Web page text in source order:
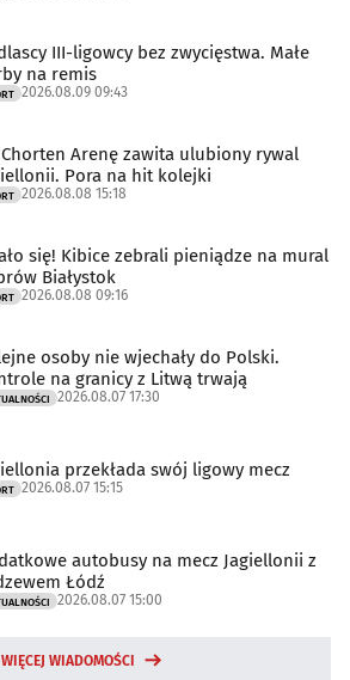
III-ligowcy bez zwycięstwa. Małe
na remis
2026.08.09 09:43
Chorten Arenę zawita ulubiony rywal
Pora na hit kolejki
2026.08.08 15:18
się! Kibice zebrali pieniądze na mural
Białystok
2026.08.08 09:16
osoby nie wjechały do Polski.
na granicy z Litwą trwają
2026.08.07 17:30
przekłada swój ligowy mecz
2026.08.07 15:15
autobusy na mecz Jagiellonii z
Łódź
2026.08.07 15:00
WIĘCEJ WIADOMOŚCI